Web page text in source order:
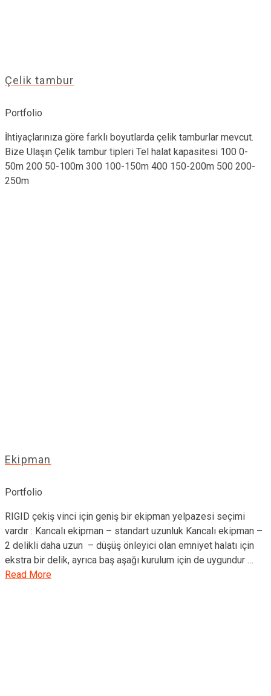
Çelik tambur
Portfolio
İhtiyaçlarınıza göre farklı boyutlarda çelik tamburlar mevcut.
Bize Ulaşın Çelik tambur tipleri Tel halat kapasitesi 100 0-
50m 200 50-100m 300 100-150m 400 150-200m 500 200-
250m
Ekipman
Portfolio
RIGID çekiş vinci için geniş bir ekipman yelpazesi seçimi
vardır : Kancalı ekipman – standart uzunluk Kancalı ekipman –
2 delikli daha uzun – düşüş önleyici olan emniyet halatı için
ekstra bir delik, ayrıca baş aşağı kurulum için de uygundur …
Read More